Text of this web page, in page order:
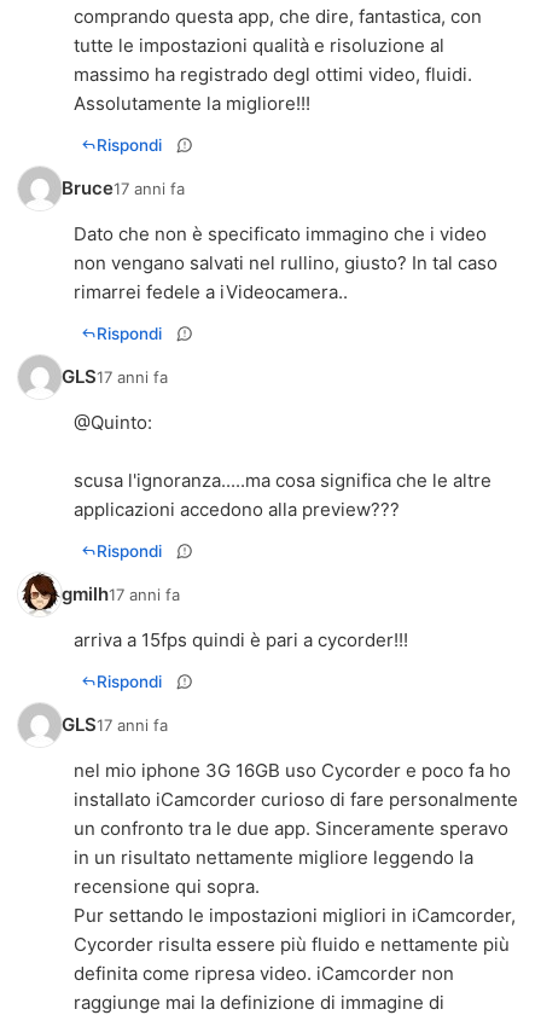
comprando questa app, che dire, fantastica, con
tutte le impostazioni qualità e risoluzione al
massimo ha registrado degl ottimi video, fluidi.
Assolutamente la migliore!!!
Rispondi
Bruce17 anni fa
Dato che non è specificato immagino che i video
non vengano salvati nel rullino, giusto? In tal caso
rimarrei fedele a iVideocamera..
Rispondi
GLS17 anni fa
@Quinto:
scusa l'ignoranza.....ma cosa significa che le altre
applicazioni accedono alla preview???
Rispondi
gmilh17 anni fa
arriva a 15fps quindi è pari a cycorder!!!
Rispondi
GLS17 anni fa
nel mio iphone 3G 16GB uso Cycorder e poco fa ho
installato iCamcorder curioso di fare personalmente
un confronto tra le due app. Sinceramente speravo
in un risultato nettamente migliore leggendo la
recensione qui sopra.
Pur settando le impostazioni migliori in iCamcorder,
Cycorder risulta essere più fluido e nettamente più
definita come ripresa video. iCamcorder non
raggiunge mai la definizione di immagine di